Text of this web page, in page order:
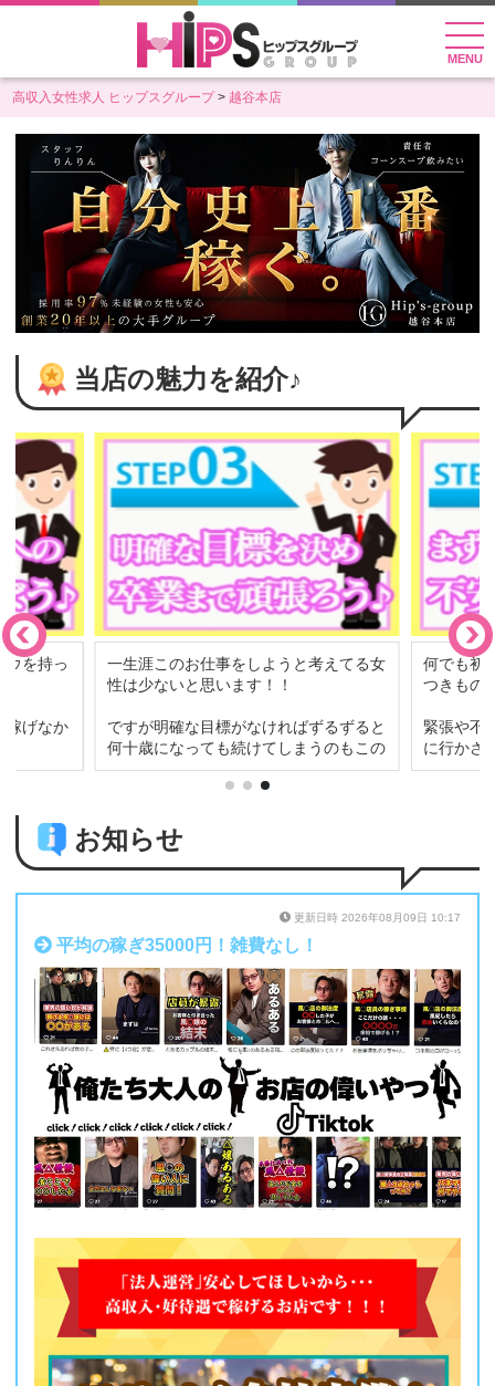
MENU
高収入女性求人 ヒップスグループ 越谷本店
当店の魅力を紹介♪
えてる女
るずると
祝い出来
何でも初めての事に挑戦する時に不安は
つきものですよね？？
緊張や不安いっぱいの中いきなりお仕事
に行かされても長く続けるのは至難で
す…
解消してからお仕事をしていただけるよ
う
どんな質問や些細な疑問にも親切丁寧に
お答えしますので
何でもお気軽にお尋ねくださいね(^^)
お知らせ
更新日時 2026年08月09日 10:17
平均の稼ぎ35000円！雑費なし！